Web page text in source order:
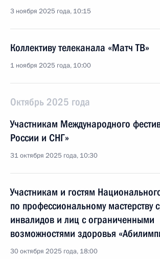
3 ноября 2025 года, 10:15
Коллективу телеканала «Матч ТВ»
1 ноября 2025 года, 10:00
Октябрь 2025 года
Участникам Международного
России и СНГ»
31 октября 2025 года, 10:30
Участникам и гостям
по профессиональному мастерству
инвалидов и лиц с ограниченными
возможностями здоровья
30 октября 2025 года, 18:00